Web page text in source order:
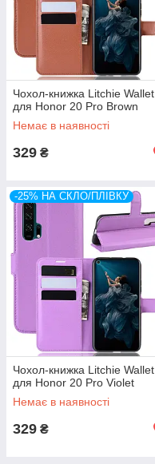
Чохол-книжка Litchie Wallet
для Honor 20 Pro Brown
Немає в наявності
329 ₴
-25% НА СКЛО/ПЛІВКУ
Чохол-книжка Litchie Wallet
для Honor 20 Pro Violet
Немає в наявності
329 ₴